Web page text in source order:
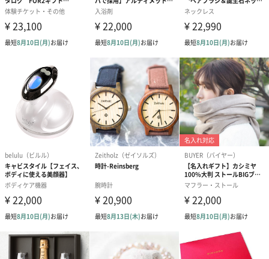
ラッピング
ギフトラッピングを施してお届けいたします。
コットン巾着 【誕生
日】（グレー）M（550
円）
コットン巾着 【誕生
日】（スモーキーピン
ク）M（550円）
コットン巾着
とう】 M（
結婚祝いちょい足しギフト